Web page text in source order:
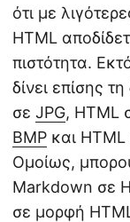
ότι με
HTML
πιστότητα.
δίνει επίσης
σε JPG, HTML
BMP και HTML
Ομοίως,
Markdown σε
σε μορφή